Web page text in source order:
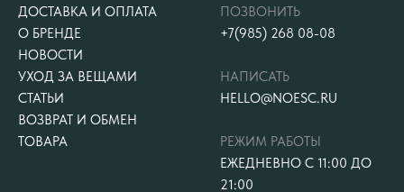
ДОСТАВКА И ОПЛАТА
О БРЕНДЕ
НОВОСТИ
УХОД ЗА ВЕЩАМИ
СТАТЬИ
ВОЗВРАТ И ОБМЕН
ТОВАРА
ПОЗВОНИТЬ
+7(985) 268 08-08
НАПИСАТЬ
HELLO@NOESC.RU
РЕЖИМ РАБОТЫ
ЕЖЕДНЕВНО С 11:00 ДО
21:00